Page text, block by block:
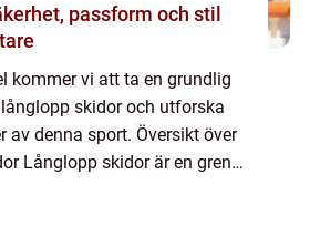
kommer vi att ta en grundlig
skidor och utforska
av denna sport. Översikt över
Långlopp skidor är en gren